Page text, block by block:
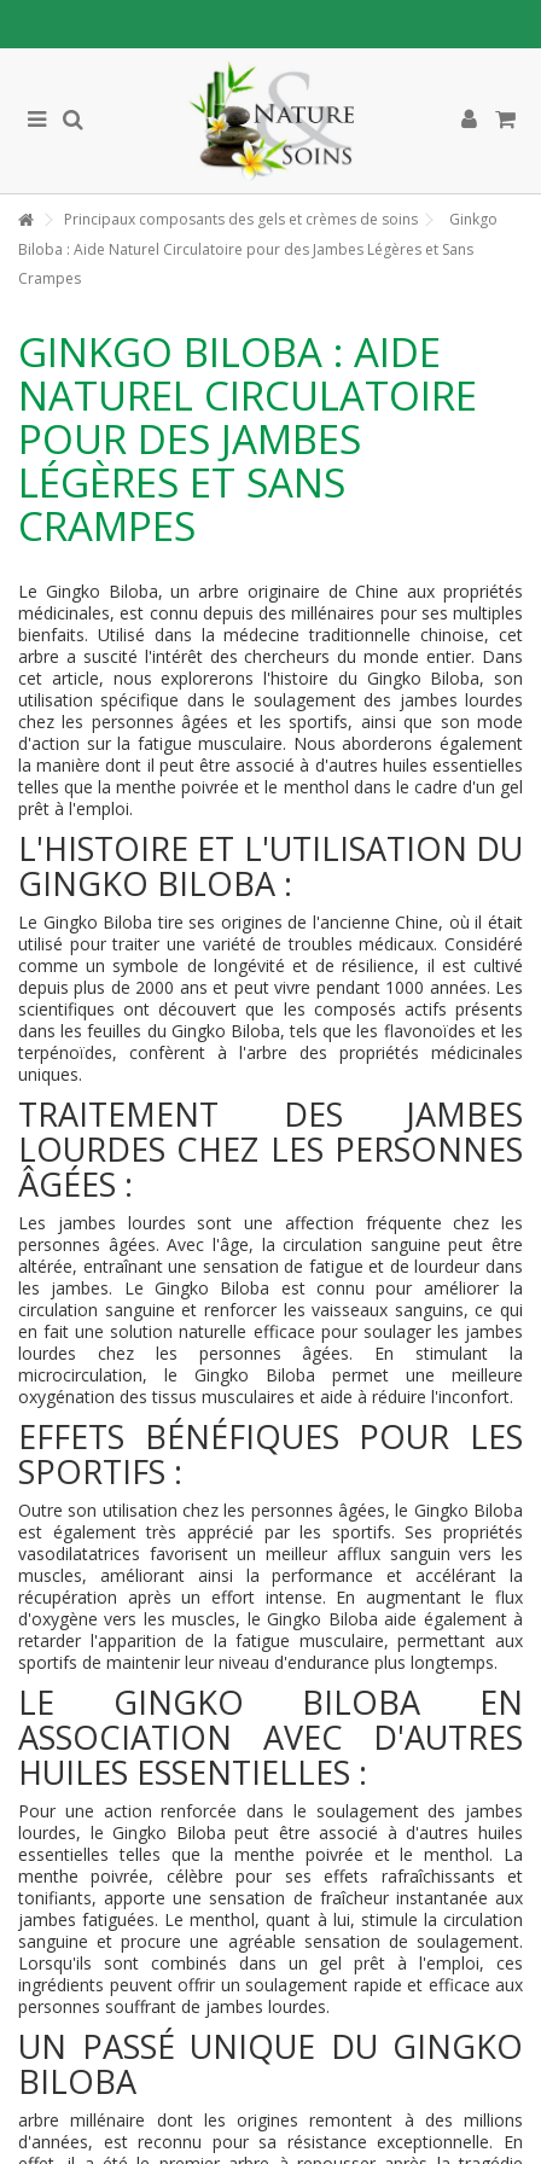
Principaux composants des gels et crèmes de soins
Ginkgo
Biloba : Aide Naturel Circulatoire pour des Jambes Légères et Sans
Crampes
GINKGO BILOBA : AIDE
NATUREL CIRCULATOIRE
POUR DES JAMBES
LÉGÈRES ET SANS
CRAMPES
Le Gingko Biloba, un arbre originaire de Chine aux propriétés
médicinales, est connu depuis des millénaires pour ses multiples
bienfaits. Utilisé dans la médecine traditionnelle chinoise, cet
arbre a suscité l'intérêt des chercheurs du monde entier. Dans
cet article, nous explorerons l'histoire du Gingko Biloba, son
utilisation spécifique dans le soulagement des jambes lourdes
chez les personnes âgées et les sportifs, ainsi que son mode
d'action sur la fatigue musculaire. Nous aborderons également
la manière dont il peut être associé à d'autres huiles essentielles
telles que la menthe poivrée et le menthol dans le cadre d'un gel
prêt à l'emploi.
L'HISTOIRE ET L'UTILISATION DU
GINGKO BILOBA :
Le Gingko Biloba tire ses origines de l'ancienne Chine, où il était
utilisé pour traiter une variété de troubles médicaux. Considéré
comme un symbole de longévité et de résilience, il est cultivé
depuis plus de 2000 ans et peut vivre pendant 1000 années. Les
scientifiques ont découvert que les composés actifs présents
dans les feuilles du Gingko Biloba, tels que les flavonoïdes et les
terpénoïdes, confèrent à l'arbre des propriétés médicinales
uniques.
TRAITEMENT DES JAMBES
LOURDES CHEZ LES PERSONNES
ÂGÉES :
Les jambes lourdes sont une affection fréquente chez les
personnes âgées. Avec l'âge, la circulation sanguine peut être
altérée, entraînant une sensation de fatigue et de lourdeur dans
les jambes. Le Gingko Biloba est connu pour améliorer la
circulation sanguine et renforcer les vaisseaux sanguins, ce qui
en fait une solution naturelle efficace pour soulager les jambes
lourdes chez les personnes âgées. En stimulant la
microcirculation, le Gingko Biloba permet une meilleure
oxygénation des tissus musculaires et aide à réduire l'inconfort.
EFFETS BÉNÉFIQUES POUR LES
SPORTIFS :
Outre son utilisation chez les personnes âgées, le Gingko Biloba
est également très apprécié par les sportifs. Ses propriétés
vasodilatatrices favorisent un meilleur afflux sanguin vers les
muscles, améliorant ainsi la performance et accélérant la
récupération après un effort intense. En augmentant le flux
d'oxygène vers les muscles, le Gingko Biloba aide également à
retarder l'apparition de la fatigue musculaire, permettant aux
sportifs de maintenir leur niveau d'endurance plus longtemps.
LE GINGKO BILOBA EN
ASSOCIATION AVEC D'AUTRES
HUILES ESSENTIELLES :
Pour une action renforcée dans le soulagement des jambes
lourdes, le Gingko Biloba peut être associé à d'autres huiles
essentielles telles que la menthe poivrée et le menthol. La
menthe poivrée, célèbre pour ses effets rafraîchissants et
tonifiants, apporte une sensation de fraîcheur instantanée aux
jambes fatiguées. Le menthol, quant à lui, stimule la circulation
sanguine et procure une agréable sensation de soulagement.
Lorsqu'ils sont combinés dans un gel prêt à l'emploi, ces
ingrédients peuvent offrir un soulagement rapide et efficace aux
personnes souffrant de jambes lourdes.
UN PASSÉ UNIQUE DU GINGKO
BILOBA
arbre millénaire dont les origines remontent à des millions
d'années, est reconnu pour sa résistance exceptionnelle. En